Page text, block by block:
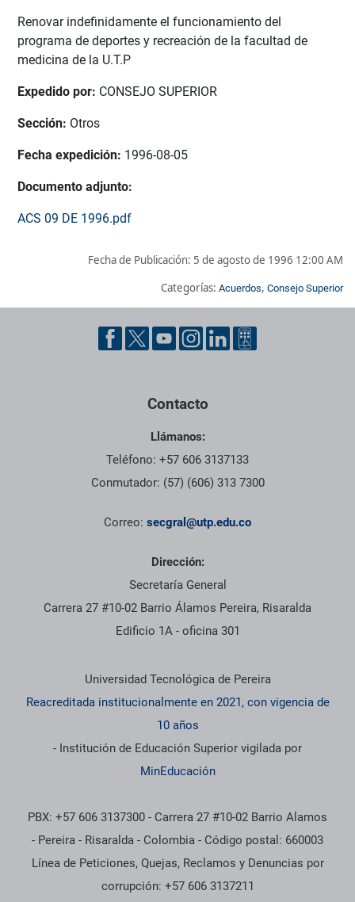
Renovar indefinidamente el funcionamiento del
programa de deportes y recreación de la facultad de
medicina de la U.T.P
Expedido por: CONSEJO SUPERIOR
Sección: Otros
Fecha expedición: 1996-08-05
Documento adjunto:
ACS 09 DE 1996.pdf
Fecha de Publicación: 5 de agosto de 1996 12:00 AM
Categorías: Acuerdos, Consejo Superior
Pie de página con información de contacto, redes sociales y
Contacto
Llámanos:
Teléfono: +57 606 3137133
Conmutador: (57) (606) 313 7300
Correo: secgral@utp.edu.co
Dirección:
Secretaría General
Carrera 27 #10-02 Barrio Álamos Pereira, Risaralda
Edificio 1A - oficina 301
Información institucional
Universidad Tecnológica de Pereira
Reacreditada institucionalmente en 2021, con vigencia de
10 años
- Institución de Educación Superior vigilada por
MinEducación
PBX: +57 606 3137300 - Carrera 27 #10-02 Barrio Alamos
- Pereira - Risaralda - Colombia - Código postal: 660003
Línea de Peticiones, Quejas, Reclamos y Denuncias por
corrupción: +57 606 3137211